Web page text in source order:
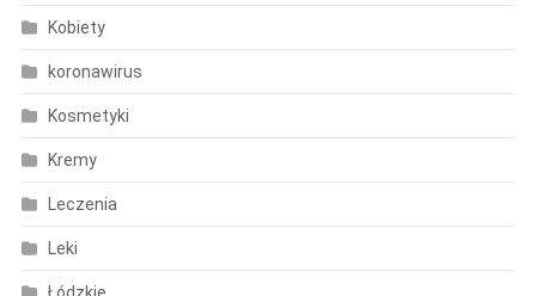
Kobiety
koronawirus
Kosmetyki
Kremy
Leczenia
Leki